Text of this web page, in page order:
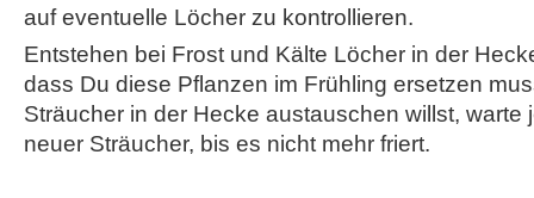
auf eventuelle Löcher zu kontrollieren.
Entstehen bei Frost und Kälte Löcher in der
dass Du diese Pflanzen im Frühling ersetzen
Sträucher in der Hecke austauschen willst, warte
neuer Sträucher, bis es nicht mehr friert.